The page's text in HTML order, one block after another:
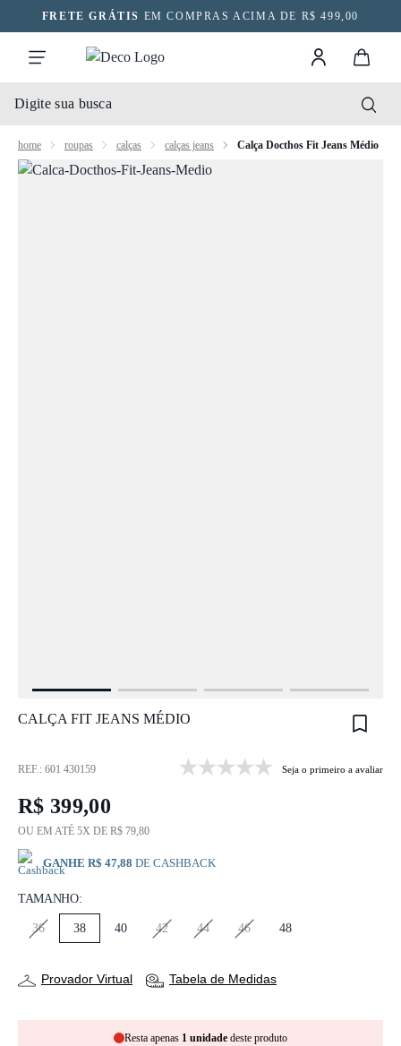
FRETE GRÁTIS EM COMPRAS ACIMA DE R$ 499,00
home roupas calças calças jeans Calça Docthos Fit Jeans Médio
CALÇA FIT JEANS MÉDIO
REF.: 601 430159 Seja o primeiro a avaliar
R$ 399,00
OU EM ATÉ 5X DE R$ 79,80
GANHE R$ 47,88 DE CASHBACK
TAMANHO:
36 38 40 42 44 46 48
Provador Virtual Tabela de Medidas
Resta apenas 1 unidade deste produto